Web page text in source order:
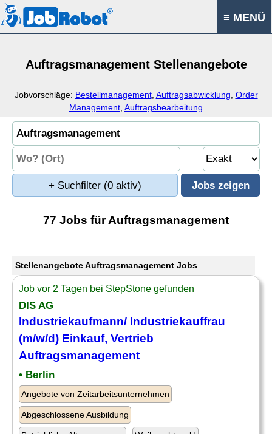
≡ MENÜ
Auftragsmanagement Stellenangebote
Jobvorschläge: Bestellmanagement, Auftragsabwicklung Order
Management Auftragsbearbeitung
+ Suchfilter (0 aktiv)
77 Jobs für Auftragsmanagement
Stellenangebote Auftragsmanagement Jobs
Job vor 2 Tagen bei StepStone gefunden
DIS AG
Industriekaufmann/ Industriekauffrau
(m/w/d) Einkauf, Vertrieb
Auftragsmanagement
• Berlin
Angebote von Zeitarbeitsunternehmen
Abgeschlossene Ausbildung